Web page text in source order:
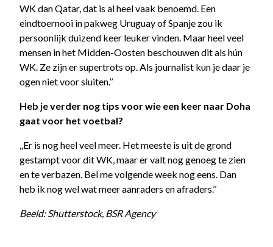
WK dan Qatar, dat is al heel vaak benoemd. Een
eindtoernooi in pakweg Uruguay of Spanje zou ik
persoonlijk duizend keer leuker vinden. Maar heel veel
mensen in het Midden-Oosten beschouwen dit als hún
WK. Ze zijn er supertrots op. Als journalist kun je daar je
ogen niet voor sluiten.’’
Heb je verder nog tips voor wie een keer naar Doha
gaat voor het voetbal?
,,Er is nog heel veel meer. Het meeste is uit de grond
gestampt voor dit WK, maar er valt nog genoeg te zien
en te verbazen. Bel me volgende week nog eens. Dan
heb ik nog wel wat meer aanraders en afraders.’’
Beeld: Shutterstock, BSR Agency